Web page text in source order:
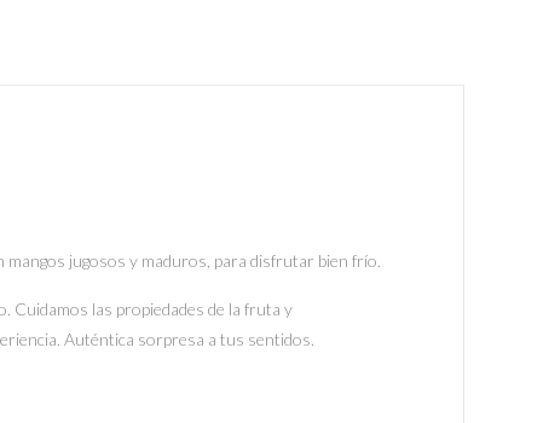
mangos jugosos y maduros, para disfrutar bien frío.
Cuidamos las propiedades de la fruta y
Auténtica sorpresa a tus sentidos.